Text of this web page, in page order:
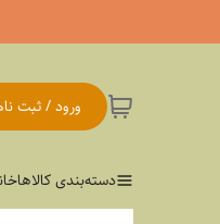
ورود / ثبت
دسته‌بندی کالاها